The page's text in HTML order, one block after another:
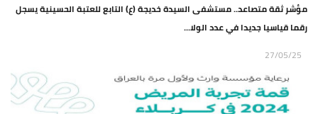
مؤشر ثقة متصاعد.. مستشفى السيدة خديجة (ع) التابع للعتبة الحسينية يسجل
رقما قياسيا جديدا في عدد الولا...
27/05/25